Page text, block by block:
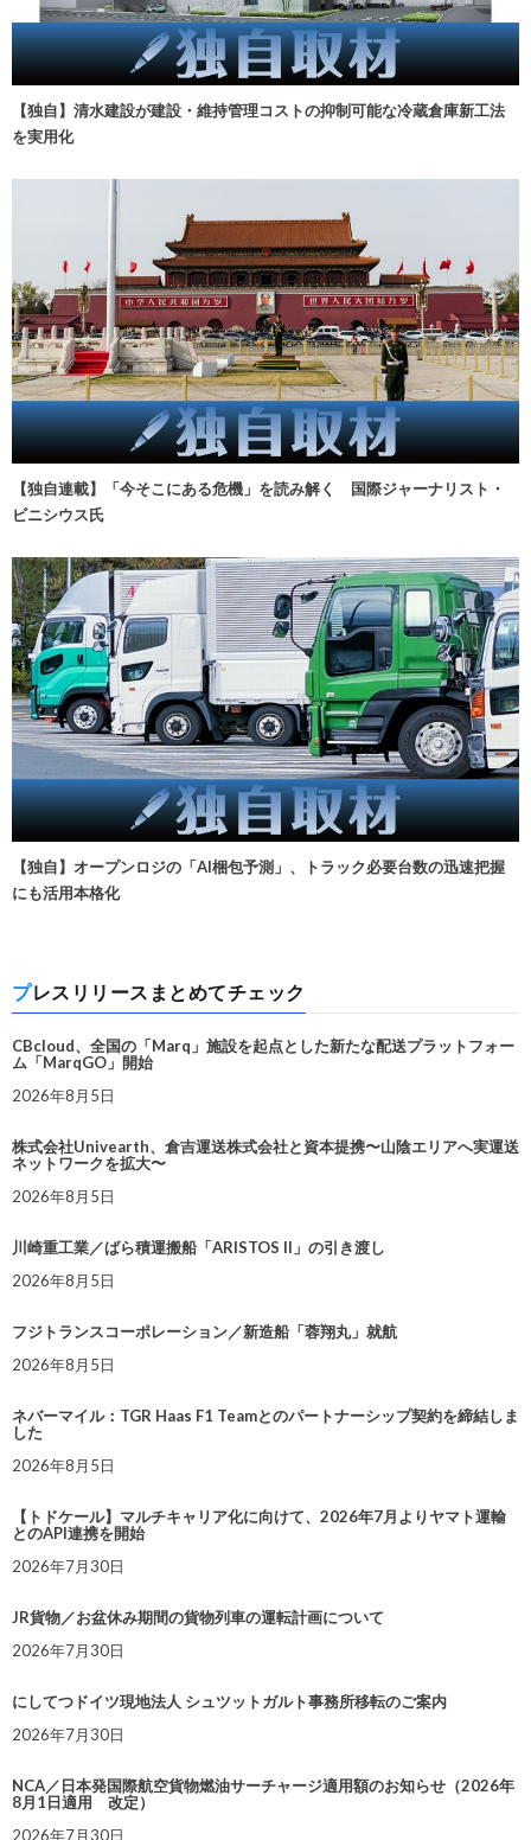
【独自】清水建設が建設・維持管理コストの抑制可能な冷蔵倉庫新工法
を実用化
【独自連載】「今そこにある危機」を読み解く 国際ジャーナリスト・
ビニシウス氏
【独自】オープンロジの「AI梱包予測」、トラック必要台数の迅速把握
にも活用本格化
プレスリリースまとめてチェック
CBcloud、全国の「Marq」施設を起点とした新たな配送プラットフォー
ム「MarqGO」開始
2026年8月5日
株式会社Univearth、倉吉運送株式会社と資本提携〜山陰エリアへ実運送
ネットワークを拡大〜
2026年8月5日
川崎重工業／ばら積運搬船「ARISTOS II」の引き渡し
2026年8月5日
フジトランスコーポレーション／新造船「蓉翔丸」就航
2026年8月5日
ネバーマイル：TGR Haas F1 Teamとのパートナーシップ契約を締結しま
した
2026年8月5日
【トドケール】マルチキャリア化に向けて、2026年7月よりヤマト運輸
とのAPI連携を開始
2026年7月30日
JR貨物／お盆休み期間の貨物列車の運転計画について
2026年7月30日
にしてつドイツ現地法人 シュツットガルト事務所移転のご案内
2026年7月30日
NCA／日本発国際航空貨物燃油サーチャージ適用額のお知らせ（2026年
8月1日適用 改定）
2026年7月30日